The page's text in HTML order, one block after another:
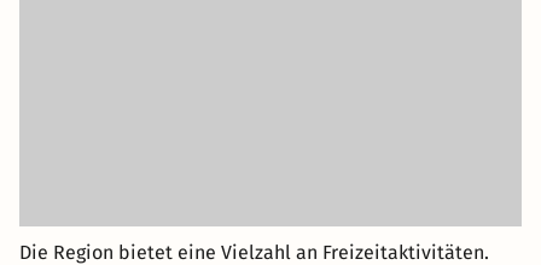
Die Region bietet eine Vielzahl an Freizeitaktivitäten.